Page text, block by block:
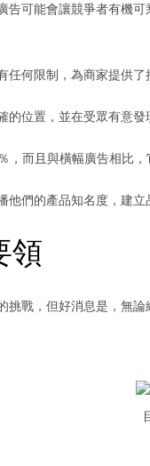
可能會讓競爭者有機
何限制，為商家提供了
位置，並在受眾有意發
而且與橫幅廣告相比
們的產品知名度，建
領
戰，但好消息是，無